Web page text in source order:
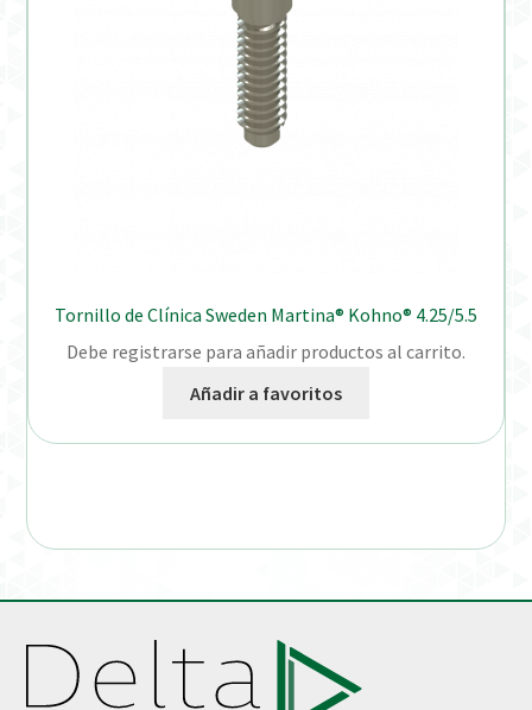
Tornillo de Clínica Sweden Martina® Kohno® 4.25/5.5
Debe registrarse para añadir productos al carrito.
Añadir a favoritos